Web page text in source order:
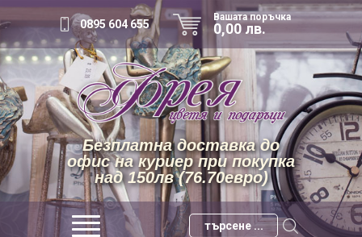
0895 604 655
Вашата поръчка
0,00 лв.
Безплатна доставка до
офис на куриер при покупка
над 150лв (76.70евро)